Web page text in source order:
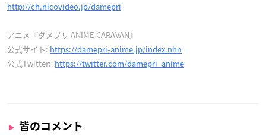
http://ch.nicovideo.jp/damepri
アニメ『ダメプリ ANIME CARAVAN』
公式サイト: https://damepri-anime.jp/index.nhn
公式Twitter: https://twitter.com/damepri_anime
皆のコメント